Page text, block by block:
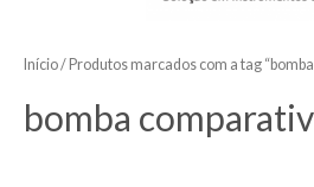
Início/ Produtos marcados com a tag
bomba